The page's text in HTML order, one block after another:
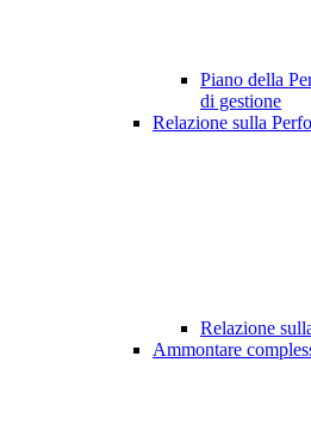
Piano della
di gestione
Relazione sulla
Relazione
Ammontare